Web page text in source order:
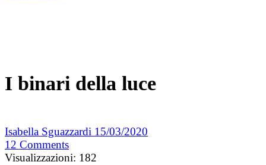
I binari della luce
Isabella Sguazzardi 15/03/2020
12 Comments
Visualizzazioni: 182